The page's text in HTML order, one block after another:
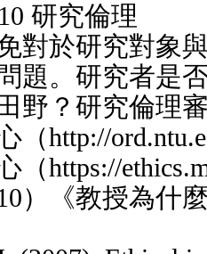
研究倫理
對於研究對象
題。研究者是
野？研究倫理
（http://
（https://
）《教授為什